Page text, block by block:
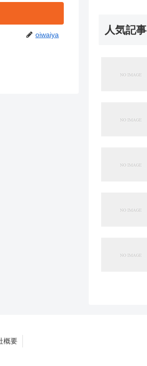
oiwaiya 人気記事
概要